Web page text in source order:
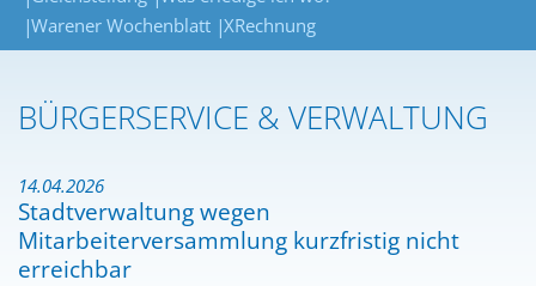
Warener Wochenblatt XRechnung
BÜRGERSERVICE & VERWALTUNG
14.04.2026
Stadtverwaltung wegen
Mitarbeiterversammlung kurzfristig nicht
erreichbar